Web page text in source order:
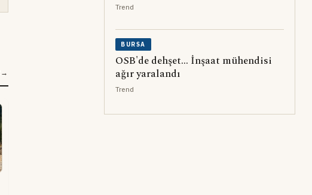
→
Trend
BURSA
OSB'de dehşet... İnşaat mühendisi
ağır yaralandı
Trend